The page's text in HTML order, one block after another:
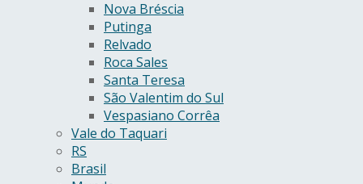
Nova Bréscia
Putinga
Relvado
Roca Sales
Santa Teresa
São Valentim do Sul
Vespasiano Corrêa
Vale do Taquari
RS
Brasil